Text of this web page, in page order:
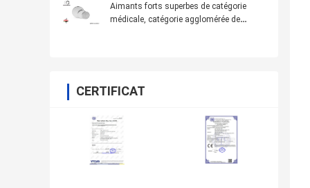
Aimants forts superbes de catégorie
médicale, catégorie agglomérée de
CERTIFICAT